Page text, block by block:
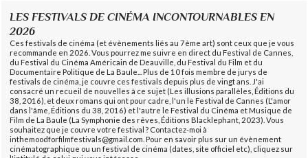
LES FESTIVALS DE CINÉMA INCONTOURNABLES EN
2026
Ces festivals de cinéma (et évènements liés au 7ème art) sont ceux que je vous
recommande en 2026. Vous pourrez me suivre en direct du Festival de Cannes,
du Festival du Cinéma Américain de Deauville, du Festival du Film et du
Documentaire Politique de La Baule... Plus de 10 fois membre de jurys de
festivals de cinéma, je couvre ces festivals depuis plus de vingt ans. J'ai
consacré un recueil de nouvelles à ce sujet (Les illusions parallèles, Éditions du
38, 2016), et deux romans qui ont pour cadre, l'un le Festival de Cannes (L'amor
dans l'âme, Éditions du 38, 2016) et l'autre le Festival du Cinéma et Musique de
Film de La Baule (La Symphonie des rêves, Éditions Blacklephant, 2023). Vous
souhaitez que je couvre votre festival ? Contactez-moi à
inthemoodforfilmfestivals@gmail.com. Pour en savoir plus sur un évènement
cinématographique ou un festival de cinéma (dates, site officiel etc), cliquez sur